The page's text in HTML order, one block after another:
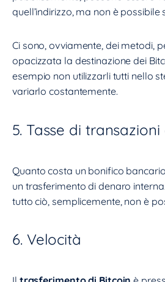
quell’indirizzo, ma non è possibile
Ci sono, ovviamente, dei metodi,
opacizzata la destinazione dei
esempio non utilizzarli tutti nello
variarlo costantemente.
5. Tasse di
Quanto costa un bonifico
un trasferimento di denaro
tutto ciò, semplicemente, non è
6. Velocità